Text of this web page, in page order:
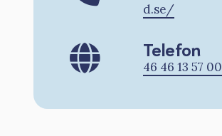
d.se/
Telefon
46 46 13 57 00